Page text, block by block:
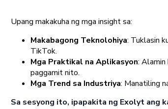
Upang makakuha ng mga insight sa:
Makabagong Teknolohiya: Tuklasin
TikTok.
Mga Praktikal na Aplikasyon: Alamin
paggamit nito.
Mga Trend sa Industriya: Manatiling
Sa sesyong ito, ipapakita ng Exolyt ang